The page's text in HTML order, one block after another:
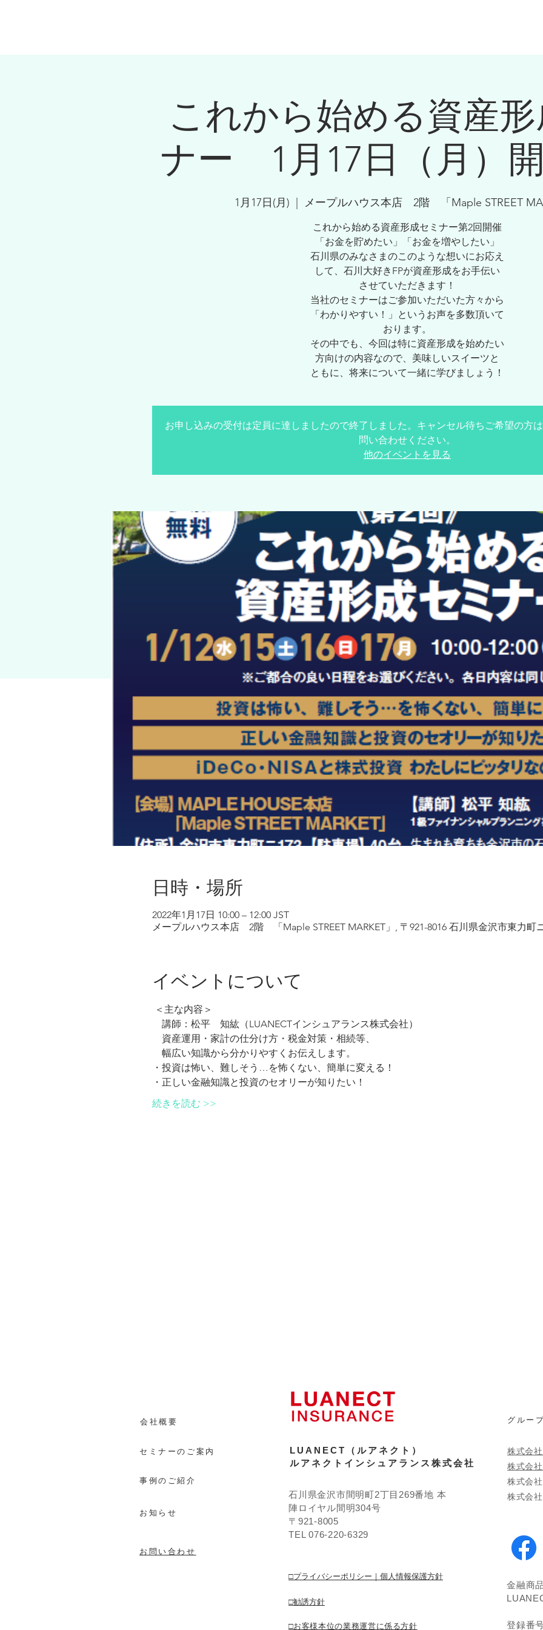
これから始める資産
ナー 1月17日（月）
1月17日(月) メープルハウス本店 2階 「Maple STREET
これから始める資産形成セミナー第2回開催
「お金を貯めたい」「お金を増やしたい」
石川県のみなさまのこのような想いにお応え
して、石川大好きFPが資産形成をお手伝い
させていただきます！
当社のセミナーはご参加いただいた方々から
「わかりやすい！」というお声を多数頂いて
おります。
その中でも、今回は特に資産形成を始めたい
方向けの内容なので、美味しいスイーツと
ともに、将来について一緒に学びましょう！
お申し込みの受付は定員に達しましたので終了しました。キャンセル待ちご希望の方
問い合わせください。
他のイベントを見る
日時・場所
2022年1月17日 10:00 – 12:00 JST
メープルハウス本店 2階 「Maple STREET MARKET」, 〒921-8016 石川県金沢市東力町
イベントについて
＜主な内容＞
講師：松平　知紘（LUANECTインシュアランス株式会社）
資産運用・家計の仕分け方・税金対策・相続等、
幅広い知識から分かりやすくお伝えします。
・投資は怖い、難しそう…を怖くない、簡単に変える！
・正しい金融知識と投資のセオリーが知りたい！
続きを読む >>
​会社概要
セミナーのご案内
事例のご紹介
お知らせ
お問い合わせ
LUANECT（ルアネクト）
ルアネクトインシュアランス株式会社
石川県金沢市間明町2丁目269番地 本
陣ロイヤル間明304号
〒921-8005
TEL 076-220-6329
□プライバシーポリシー｜個人情報保護方針
□勧誘方針
□お客様本位の業務運営に係る方針
グルー
株式会
株式会
株式会
株式会
金融商
登録番